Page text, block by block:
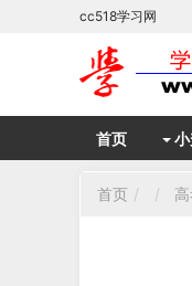
cc518学习网
首页
首页